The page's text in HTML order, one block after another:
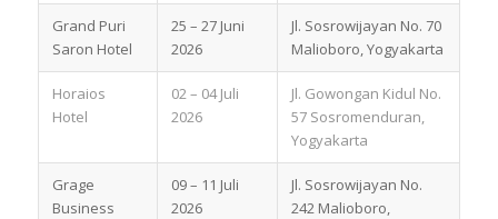
Grand Puri
Saron Hotel
25 – 27 Juni
2026
Jl. Sosrowijayan No. 70
Malioboro, Yogyakarta
Horaios
Hotel
02 – 04 Juli
2026
Jl. Gowongan Kidul No.
57 Sosromenduran,
Yogyakarta
Grage
Business
09 – 11 Juli
2026
Jl. Sosrowijayan No.
242 Malioboro,